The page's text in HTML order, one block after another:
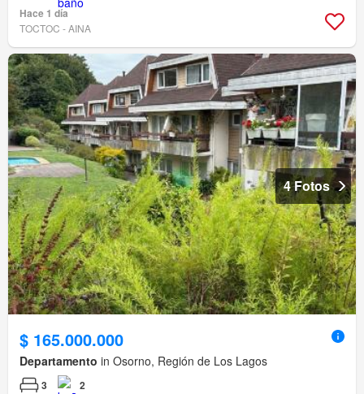
Hace 1 día
TOCTOC - AINA
4 Fotos
$ 165.000.000
Departamento in Osorno, Región de Los Lagos
3 2